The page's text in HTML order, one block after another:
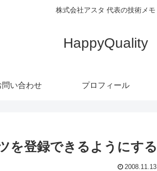
株式会社アスタ 代表の技術メモ
HappyQuality
問い合わせ プロフィール
を登録できるようにする
2008.11.13